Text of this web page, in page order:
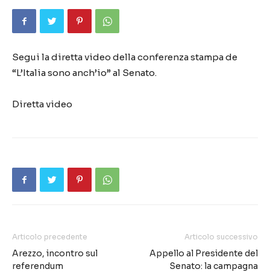
Segui la diretta video della conferenza stampa de
“L’Italia sono anch’io” al Senato.
Diretta video
Articolo precedente
Arezzo, incontro sul
referendum
Articolo successivo
Appello al Presidente del
Senato: la campagna